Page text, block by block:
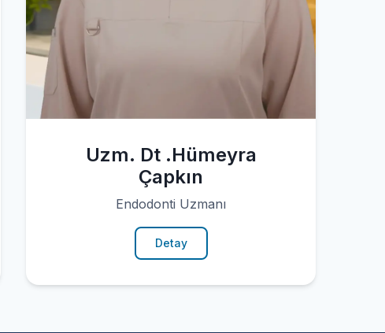
Uzm. Dt .Hümeyra
Çapkın
Endodonti Uzmanı
Detay